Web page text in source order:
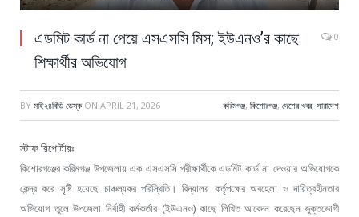
এডমিট কার্ড না পেয়ে এসএসসি মিস; ইউএনও’র কাছে
শিক্ষার্থীর অভিযোগ
0
BY মাই২৪বিডি ডেস্ক ON APRIL 21, 2026 করিমগঞ্জ, কিশোরগঞ্জ, দেশের খবর, সারাদেশ
স্টাফ রিপোর্টারঃ
কিশোরগঞ্জের করিমগঞ্জ উপজেলায় এক এসএসসি পরীক্ষার্থীকে এডমিট কার্ড না দেওয়ার অভিযোগকে
কেন্দ্র করে সৃষ্টি হয়েছে চাঞ্চল্যকর পরিস্থিতি। বিদ্যালয় কর্তৃপক্ষের অবহেলা ও দায়িত্বহীনতার
অভিযোগ তুলে উপজেলা নির্বাহী কর্মকর্তার (ইউএনও) কাছে লিখিত আবেদন করেছেন ভুক্তভোগী